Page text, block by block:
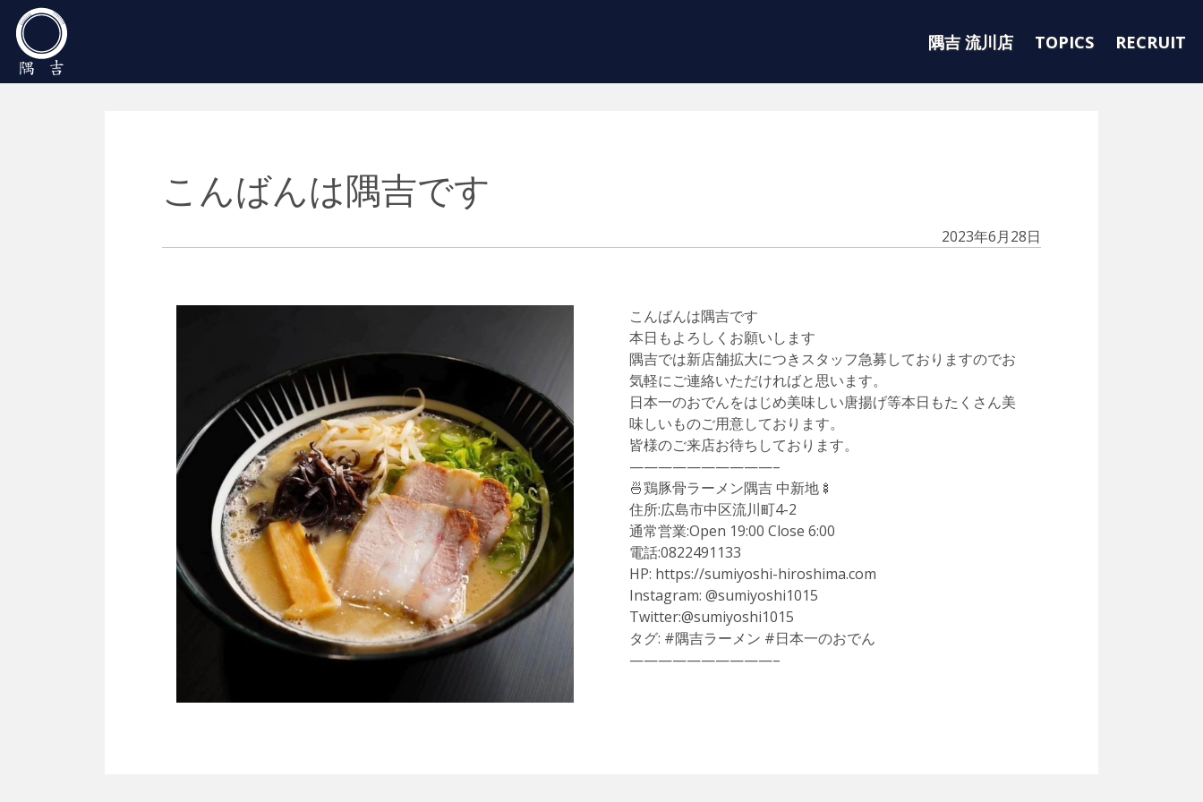
Main Navigation 隅吉 流川店 TOPICS RECRUIT
こんばんは隅吉です
2023年6月28日
こんばんは隅吉です
本日もよろしくお願いします
隅吉では新店舗拡大につきスタッフ急募しておりますのでお
気軽にご連絡いただければと思います。
日本一のおでんをはじめ美味しい唐揚げ等本日もたくさん美
味しいものご用意しております。
皆様のご来店お待ちしております。
——————————–
🍜鶏豚骨ラーメン隅吉 中新地🍢
住所:広島市中区流川町4-2
通常営業:Open 19:00 Close 6:00
電話:0822491133
HP: https://sumiyoshi-hiroshima.com
Instagram: @sumiyoshi1015
Twitter:@sumiyoshi1015
タグ: #隅吉ラーメン #日本一のおでん
——————————–